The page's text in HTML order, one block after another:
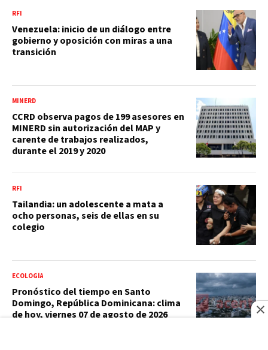
RFI
Venezuela: inicio de un diálogo entre
gobierno y oposición con miras a una
transición
MINERD
CCRD observa pagos de 199 asesores en
MINERD sin autorización del MAP y
carente de trabajos realizados,
durante el 2019 y 2020
RFI
Tailandia: un adolescente a mata a
ocho personas, seis de ellas en su
colegio
ECOLOGÍA
Pronóstico del tiempo en Santo
Domingo, República Dominicana: clima
de hoy, viernes 07 de agosto de 2026